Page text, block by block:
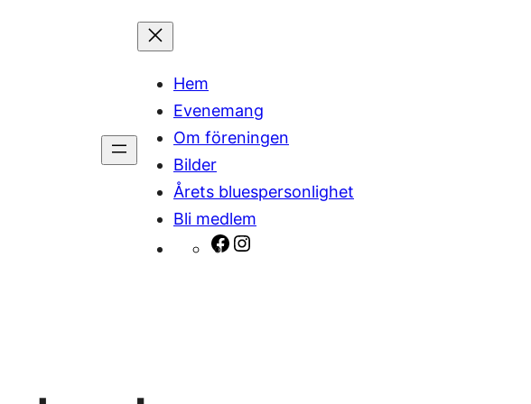
Hem
Evenemang
Om föreningen
Bilder
Årets bluespersonlighet
Bli medlem
Facebook